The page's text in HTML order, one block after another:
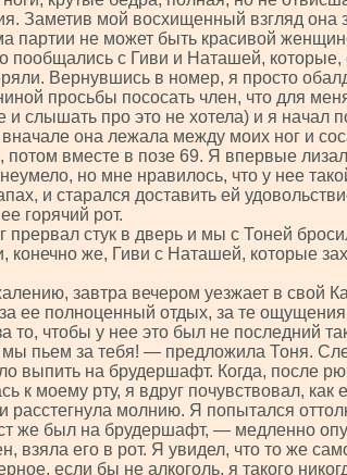
Заметив мой восхищенный взгляд она
партии не может быть красивой
пообщались с Гиви и Наташей, которые,
Вернувшись в номер, я просто
просьбы пососать член, что для
слышать про это не хотела) и я начал
вначале она лежала между моих ног и
потом вместе в позе 69. Я впервые
но мне нравилось, что у нее
и старался доставить ей
горячий рот.
прервал стук в дверь и мы с Тоней
конечно же, Гиви с Наташей, которые
завтра вечером уезжает в свой
ее полноценный отдых, за те
то, чтобы у нее это был не последний
мы пьем за тебя! — предложила Тоня.
выпить на брудершафт. Когда, после
к моему рту, я вдруг почувствовал, как
молнию. Я попытался
же был на брудершафт, — медленно
взяла его в рот. Я увидел, что то же
если бы не алкоголь, я такого